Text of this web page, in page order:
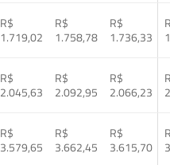
R$
1.719,02
R$
1.758,78
R$
1.736,33
R$
2.045,63
R$
2.092,95
R$
2.066,23
R$
3.579,65
R$
3.662,45
R$
3.615,70